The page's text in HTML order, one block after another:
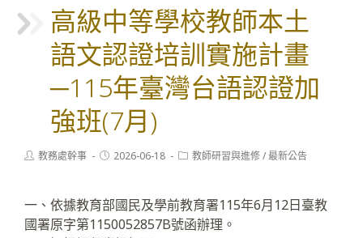
高級中等學校教師本土
語文認證培訓實施計畫
─115年臺灣台語認證加
強班(7月)
Post教務處幹事
Post2026-06-18
Post教師研習與進修/最新公告
一、依據教育部國民及學前教育署115年6月12日臺教
國署原字第1150052857B號函辦理。